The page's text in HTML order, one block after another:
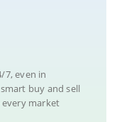
7, even in
buy and sell
market